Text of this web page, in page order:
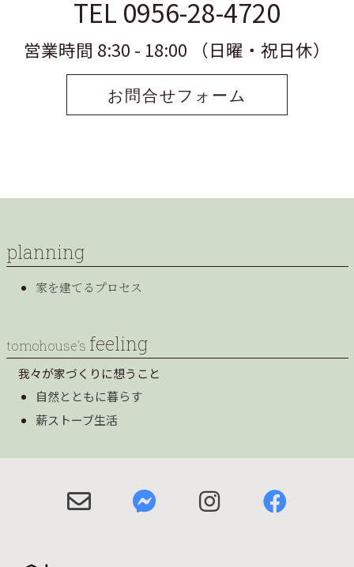
TEL 0956-28-4720
営業時間 8:30 - 18:00 （日曜・祝日休）
お問合せフォーム
planning
家を建てるプロセス
tomohouse’s feeling
我々が家づくりに想うこと
自然とともに暮らす
薪ストーブ生活